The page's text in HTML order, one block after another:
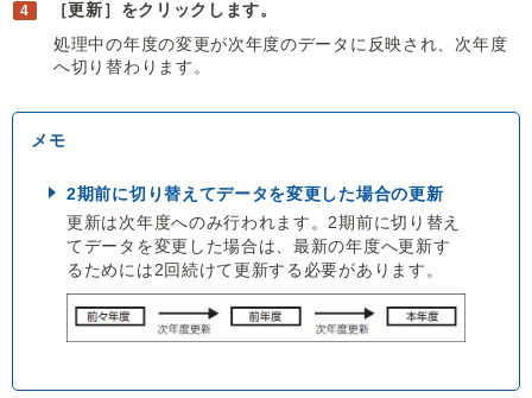
［更新］をクリックします。
処理中の年度の変更が次年度のデータに反映され、次年度
へ切り替わります。
2期前に切り替えてデータを変更した場合の更新
更新は次年度へのみ行われます。2期前に切り替え
てデータを変更した場合は、最新の年度へ更新す
るためには2回続けて更新する必要があります。